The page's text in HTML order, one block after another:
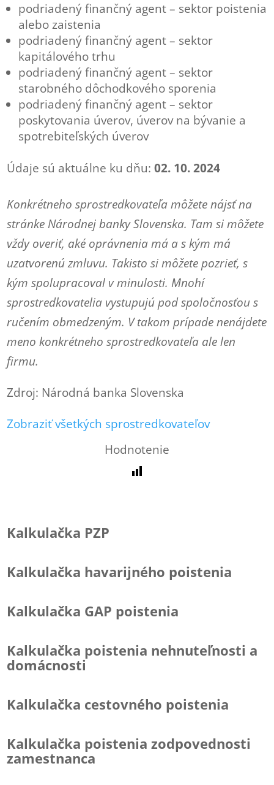
podriadený finančný agent – sektor poistenia
alebo zaistenia
podriadený finančný agent – sektor
kapitálového trhu
podriadený finančný agent – sektor
starobného dôchodkového sporenia
podriadený finančný agent – sektor
poskytovania úverov, úverov na bývanie a
spotrebiteľských úverov
Údaje sú aktuálne ku dňu:02. 10. 2024
Konkrétneho sprostredkovateľa môžete nájsť na
stránke Národnej banky Slovenska. Tam si môžete
vždy overiť, aké oprávnenia má a s kým má
uzatvorenú zmluvu. Takisto si môžete pozrieť, s
kým spolupracoval v minulosti. Mnohí
sprostredkovatelia vystupujú pod spoločnosťou s
ručením obmedzeným. V takom prípade nenájdete
meno konkrétneho sprostredkovateľa ale len
firmu.
Zdroj: Národná banka Slovenska
Zobraziť všetkých sprostredkovateľov
Hodnotenie
Kalkulačka PZP
Kalkulačka havarijného poistenia
Kalkulačka GAP poistenia
Kalkulačka poistenia nehnuteľnosti a
domácnosti
Kalkulačka cestovného poistenia
Kalkulačka poistenia zodpovednosti
zamestnanca